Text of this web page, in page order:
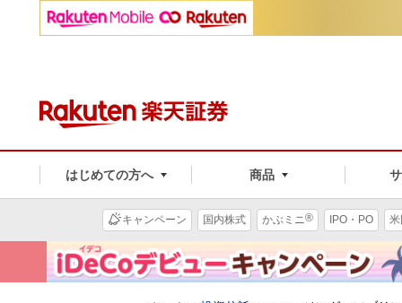
はじめての方へ 商品
キャンペーン 国内株式 かぶミニ® IPO・PO